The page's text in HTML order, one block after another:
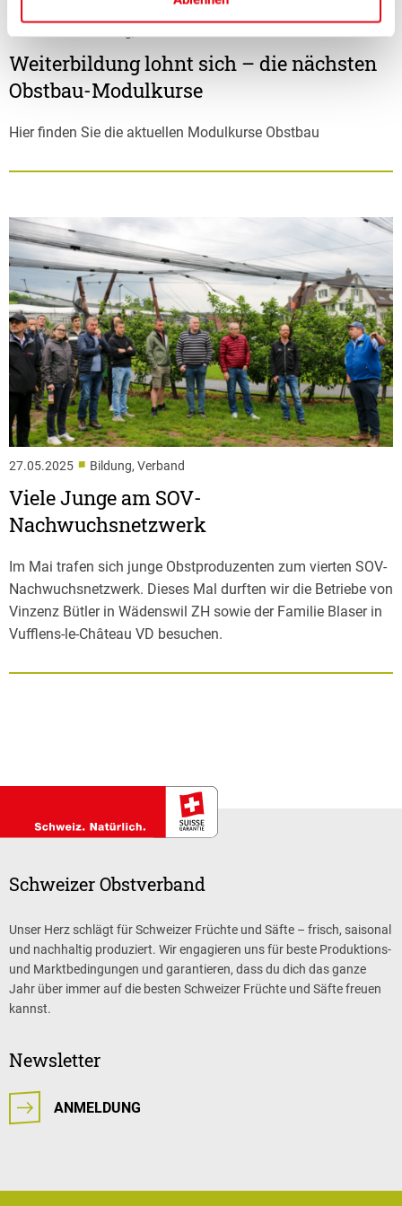
Weiterbildung lohnt sich – die nächsten
Obstbau-Modulkurse
Hier finden Sie die aktuellen Modulkurse Obstbau
27.05.2025 ■ Bildung, Verband
Viele Junge am SOV-
Nachwuchsnetzwerk
Im Mai trafen sich junge Obstproduzenten zum vierten SOV-
Nachwuchsnetzwerk. Dieses Mal durften wir die Betriebe von
Vinzenz Bütler in Wädenswil ZH sowie der Familie Blaser in
Vufflens-le-Château VD besuchen.
Schweizer Obstverband
Unser Herz schlägt für Schweizer Früchte und Säfte – frisch, saisonal
und nachhaltig produziert. Wir engagieren uns für beste Produktions-
und Marktbedingungen und garantieren, dass du dich das ganze
Jahr über immer auf die besten Schweizer Früchte und Säfte freuen
kannst.
Newsletter
ANMELDUNG